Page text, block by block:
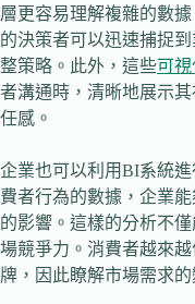
層更容易理解複雜的數
的決策者可以迅速捕捉
整策略。此外，這些可視
者溝通時，清晰地展示
任感。
企業也可以利用BI系統
費者行為的數據，企業
的影響。這樣的分析不
場競爭力。消費者越來
牌，因此瞭解市場需求